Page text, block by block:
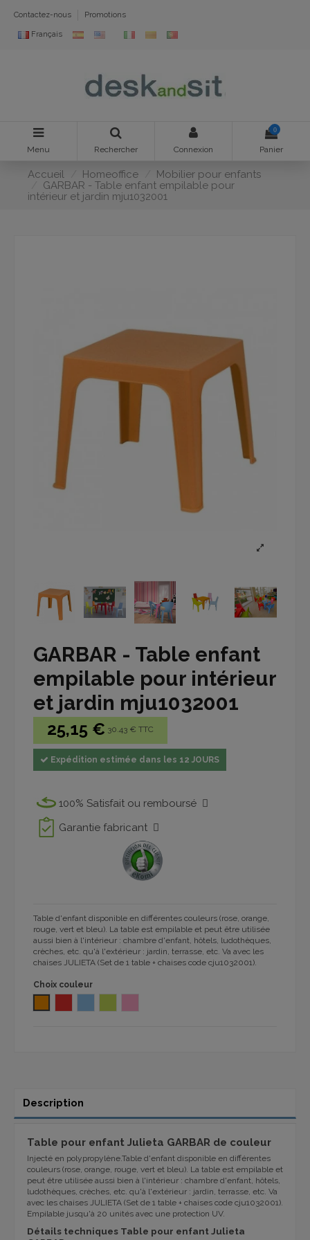
Contactez-nous Promotions
Français
Menu Rechercher Connexion
0
Panier
Accueil Homeoffice
Mobilier pour enfants
GARBAR - Table enfant empilable pour
intérieur et jardin mju1032001
GARBAR - Table enfant
empilable pour intérieur
et jardin mju1032001
25,15 € 30.43 € TTC
Expédition estimée dans les 12 JOURS
100% Satisfait ou remboursé
Garantie fabricant
Table d'enfant disponible en différentes couleurs (rose, orange,
rouge, vert et bleu). La table est empilable et peut être utilisée
aussi bien à l'intérieur : chambre d'enfant, hôtels, ludothèques,
crèches, etc. qu'à l'extérieur : jardin, terrasse, etc. Va avec les
chaises JULIETA (Set de 1 table + chaises code cju1032001).
Choix couleur
Description
Table pour enfant Julieta GARBAR de couleur
Injecté en polypropylène.Table d'enfant disponible en différentes
couleurs (rose, orange, rouge, vert et bleu). La table est empilable et
peut être utilisée aussi bien à l'intérieur : chambre d'enfant, hôtels,
ludothèques, crèches, etc. qu'à l'extérieur : jardin, terrasse, etc. Va
avec les chaises JULIETA (Set de 1 table + chaises code cju1032001).
Empilable jusqu'à 20 unités avec une protection UV.
Détails techniques Table pour enfant Julieta